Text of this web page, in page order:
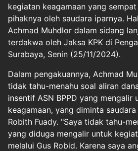
kegiatan keagamaan yang
pihaknya oleh saudara iparnya.
Achmad Muhdlor dalam sidang
terdakwa oleh Jaksa KPK di
Surabaya, Senin (25/11/2024).
Dalam pengakuannya, Achmad
tidak tahu-menahu soal aliran
insentif ASN BPPD yang mengalir
keagamaan, yang diminta
Robith Fuady. "Saya tidak tahu-
yang diduga mengalir untuk
melalui Gus Robid. Karena saya